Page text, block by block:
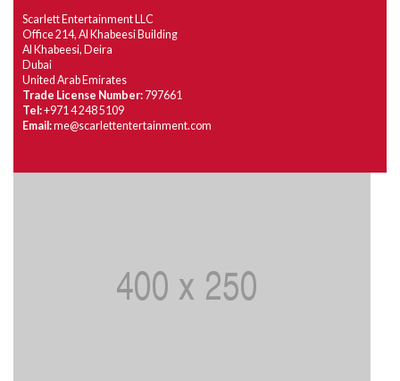
Scarlett Entertainment LLC
Office 214, Al Khabeesi Building
Al Khabeesi, Deira
Dubai
United Arab Emirates
Trade License Number: 797661
Tel:+971 4 248 5109
Email:me@scarlettentertainment.com